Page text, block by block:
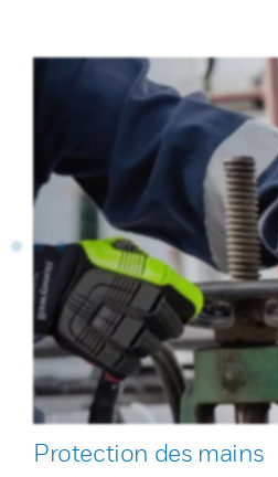
Protection des mains